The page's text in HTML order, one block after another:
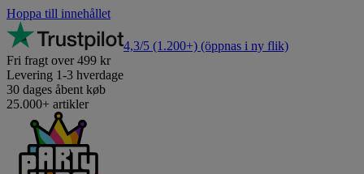
Hoppa till innehållet
4,3/5 (1.200+) (öppnas i ny flik)
Fri fragt over 499 kr
Levering 1-3 hverdage
30 dages åbent køb
25.000+ artikler